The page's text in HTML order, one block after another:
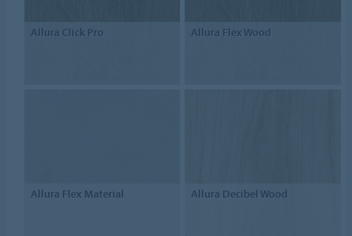
Allura Click Pro Allura Flex Wood
Allura Flex Material Allura Decibel Wood